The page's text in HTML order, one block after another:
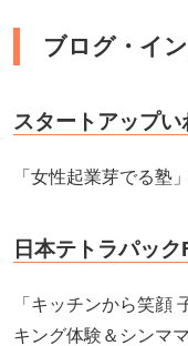
ブログ・イ
スタートアップい
「女性起業芽でる塾
日本テトラパッ
「キッチンから笑顔
キング体験＆シンマ